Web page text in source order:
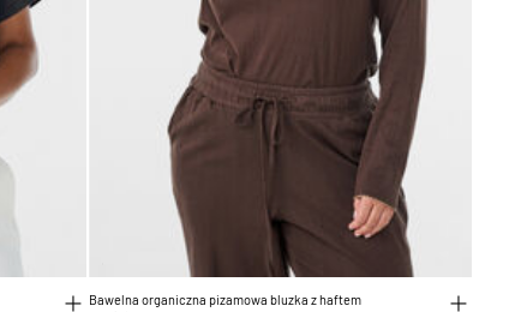
Bawelna organiczna pizamowa bluzka z haftem